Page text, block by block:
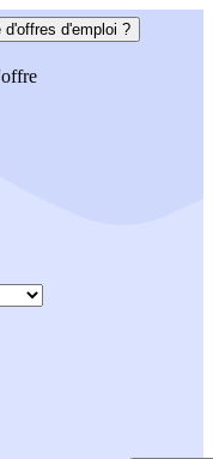
d'offres d'emploi ?